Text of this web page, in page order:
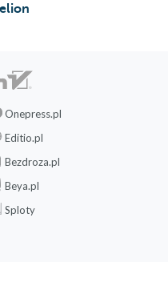
Onepress.pl
Editio.pl
Bezdroza.pl
Beya.pl
Sploty